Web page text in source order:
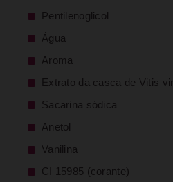
Pentilenoglicol
Água
Aroma
Extrato da casca de Vitis
Sacarina sódica
Anetol
Vanilina
CI 15985 (corante)